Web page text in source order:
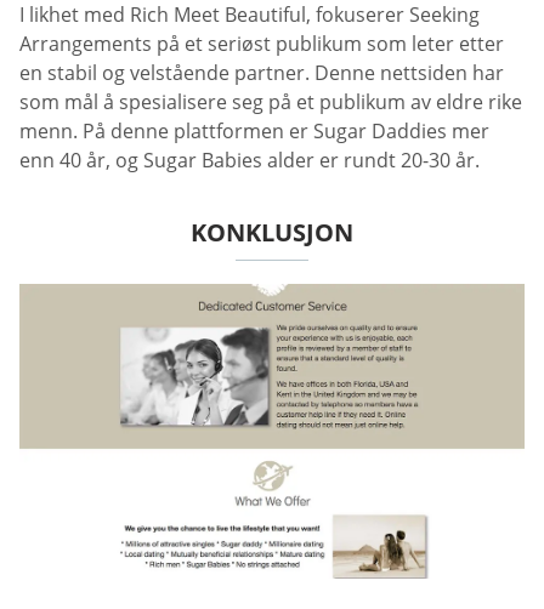
I likhet med Rich Meet Beautiful, fokuserer Seeking
Arrangements på et seriøst publikum som leter etter
en stabil og velstående partner. Denne nettsiden har
som mål å spesialisere seg på et publikum av eldre rike
menn. På denne plattformen er Sugar Daddies mer
enn 40 år, og Sugar Babies alder er rundt 20-30 år.
KONKLUSJON